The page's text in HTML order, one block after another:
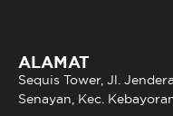
ALAMAT
Sequis Tower, Jl.
Senayan, Kec.